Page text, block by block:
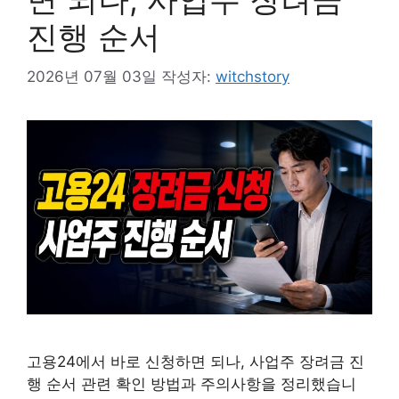
진행 순서
2026년 07월 03일 작성자: witchstory
고용24에서 바로 신청하면 되나, 사업주 장려금 진
행 순서 관련 확인 방법과 주의사항을 정리했습니